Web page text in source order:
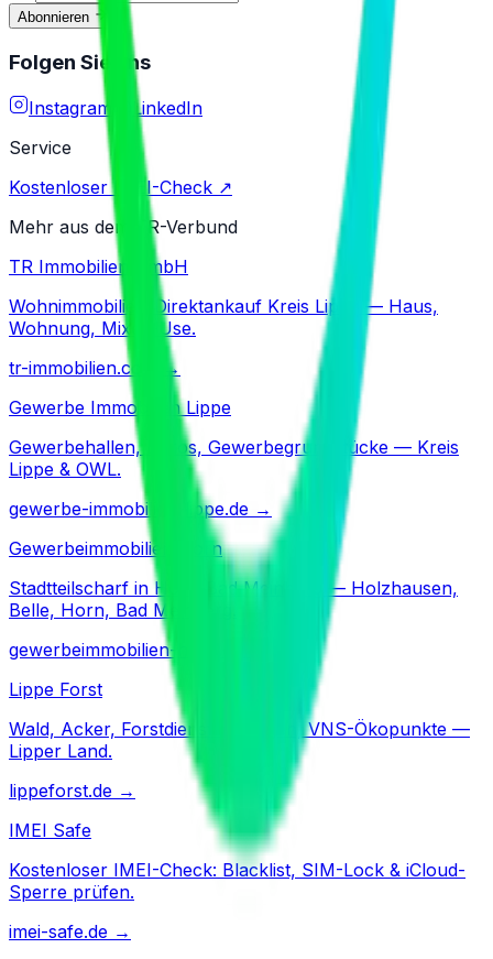
Abonnieren
Folgen Sie uns
Instagram
LinkedIn
Service
Kostenloser IMEI-Check ↗
Mehr aus dem TR-Verbund
TR Immobilien GmbH
Wohnimmobilien-Direktankauf Kreis Lippe — Haus,
Wohnung, Mixed-Use.
tr-immobilien.com
→
Gewerbe Immobilien Lippe
Gewerbehallen, Büros, Gewerbegrundstücke — Kreis
Lippe & OWL.
gewerbe-immobilien-lippe.de →
Gewerbeimmobilien Horn
Stadtteilscharf in Horn-Bad Meinberg — Holzhausen,
Belle, Horn, Bad Meinberg.
gewerbeimmobilien-horn.de
Lippe Forst
Wald, Acker, Forstdienstleistungen, VNS-Ökopunkte —
Lipper Land.
lippeforst.de →
IMEI Safe
Kostenloser IMEI-Check: Blacklist, SIM-Lock & iCloud-
Sperre prüfen.
imei-safe.de →